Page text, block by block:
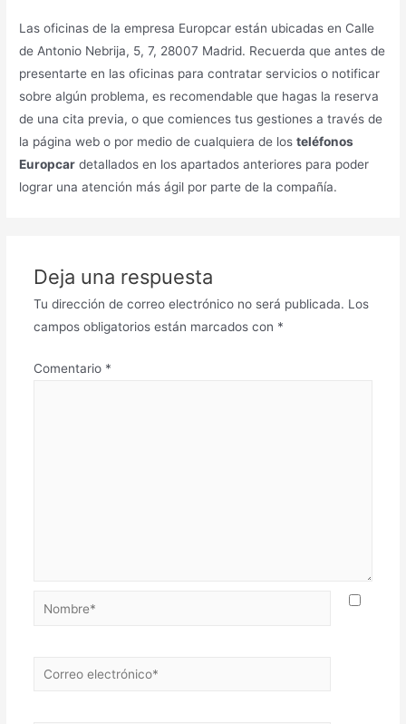
Las oficinas de la empresa Europcar están ubicadas en Calle
de Antonio Nebrija, 5, 7, 28007 Madrid. Recuerda que antes de
presentarte en las oficinas para contratar servicios o notificar
sobre algún problema, es recomendable que hagas la reserva
de una cita previa, o que comiences tus gestiones a través de
la página web o por medio de cualquiera de losteléfonos
Europcar detallados en los apartados anteriores para poder
lograr una atención más ágil por parte de la compañía.
Deja una respuesta
Tu dirección de correo electrónico no será publicada. Los
campos obligatorios están marcados con *
Comentario *
Nombre*
Correo